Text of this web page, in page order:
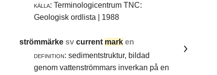
källa: Terminologicentrum TNC:
Geologisk ordlista | 1988
strömmärkesvcurrent mark en
definition: sedimentstruktur, bildad
genom vattenströmmars inverkan på en